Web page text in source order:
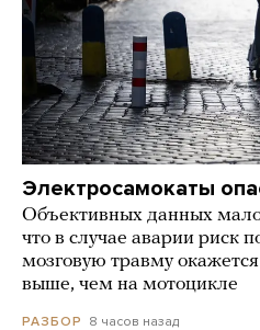
Электросамокаты
Объективных данных
что в случае аварии риск
мозговую травму
выше, чем на мотоцикле
РАЗБОР 8 часов назад